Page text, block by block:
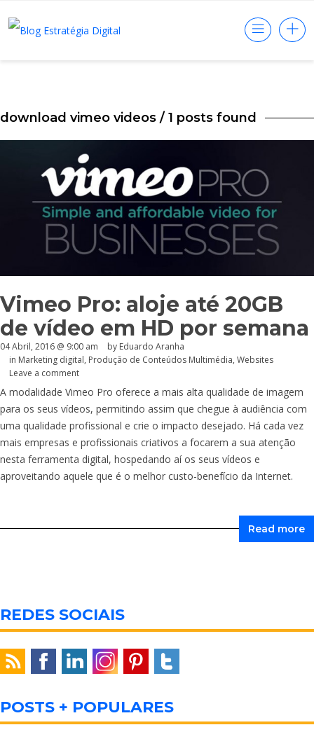
download vimeo videos / 1 posts found
Vimeo Pro: aloje até 20GB
de vídeo em HD por semana
04 Abril, 2016 @ 9:00 am by Eduardo Aranha
in Marketing digital, Produção de Conteúdos Multimédia, Websites
Leave a comment
A modalidade Vimeo Pro oferece a mais alta qualidade de imagem
para os seus vídeos, permitindo assim que chegue à audiência com
uma qualidade profissional e crie o impacto desejado. Há cada vez
mais empresas e profissionais criativos a focarem a sua atenção
nesta ferramenta digital, hospedando aí os seus vídeos e
aproveitando aquele que é o melhor custo-benefício da Internet.
Read more
REDES SOCIAIS
POSTS + POPULARES